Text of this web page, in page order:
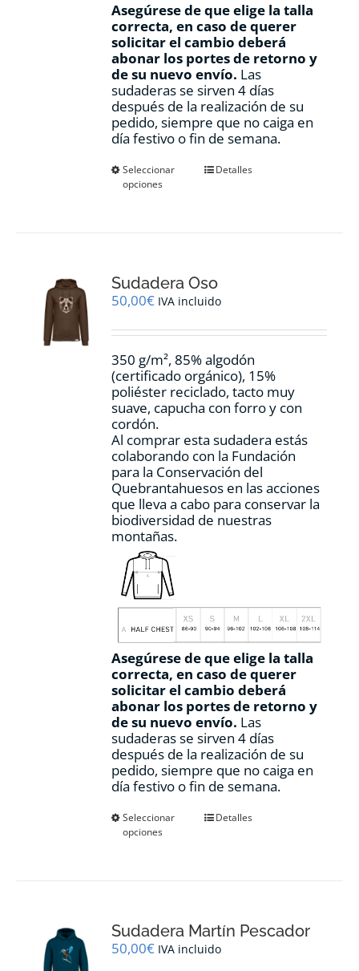
Asegúrese de que elige la talla
correcta, en caso de querer
solicitar el cambio deberá
abonar los portes de retorno y
de su nuevo envío. Las
sudaderas se sirven 4 días
después de la realización de su
pedido, siempre que no caiga en
día festivo o fin de semana.
Seleccionar
opciones
Este
se
pueden
en
página
de
producto
Detalles
Sudadera Oso
50,00€ IVA incluido
350 g/m², 85% algodón
(certificado orgánico), 15%
poliéster reciclado, tacto muy
suave, capucha con forro y con
cordón.
Al comprar esta sudadera estás
colaborando con la Fundación
para la Conservación del
Quebrantahuesos en las acciones
que lleva a cabo para conservar la
biodiversidad de nuestras
montañas.
Asegúrese de que elige la talla
correcta, en caso de querer
solicitar el cambio deberá
abonar los portes de retorno y
de su nuevo envío. Las
sudaderas se sirven 4 días
después de la realización de su
pedido, siempre que no caiga en
día festivo o fin de semana.
Seleccionar
opciones
Este
se
pueden
Detalles
Sudadera Martín Pescador
50,00€ IVA incluido